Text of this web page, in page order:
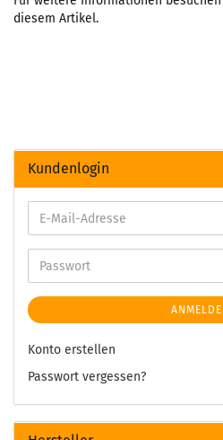
diesem Artikel.
Kundenlogin
Konto erstellen
Passwort vergessen?